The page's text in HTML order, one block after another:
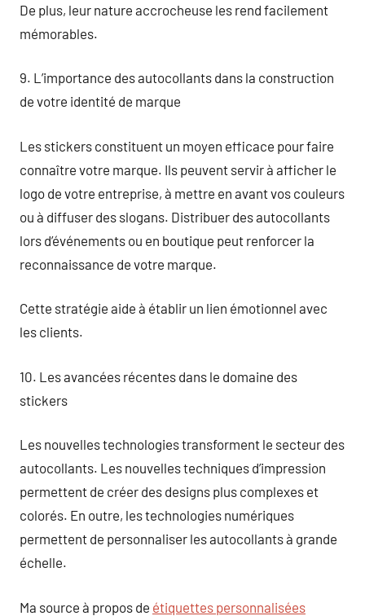
De plus, leur nature accrocheuse les rend facilement
mémorables.
9. L’importance des autocollants dans la construction
de votre identité de marque
Les stickers constituent un moyen efficace pour faire
connaître votre marque. Ils peuvent servir à afficher le
logo de votre entreprise, à mettre en avant vos couleurs
ou à diffuser des slogans. Distribuer des autocollants
lors d’événements ou en boutique peut renforcer la
reconnaissance de votre marque.
Cette stratégie aide à établir un lien émotionnel avec
les clients.
10. Les avancées récentes dans le domaine des
stickers
Les nouvelles technologies transforment le secteur des
autocollants. Les nouvelles techniques d’impression
permettent de créer des designs plus complexes et
colorés. En outre, les technologies numériques
permettent de personnaliser les autocollants à grande
échelle.
Ma source à propos de étiquettes personnalisées